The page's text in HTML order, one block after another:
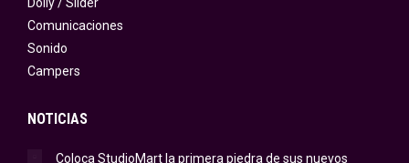
Comunicaciones
Sonido
Campers
NOTICIAS
Coloca StudioMart la primera piedra de sus nuevos